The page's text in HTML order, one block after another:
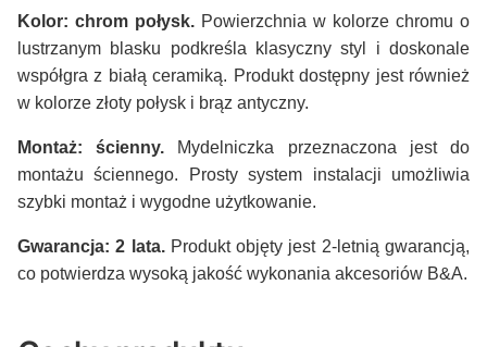
Kolor: chrom połysk. Powierzchnia w kolorze chromu o
lustrzanym blasku podkreśla klasyczny styl i doskonale
współgra z białą ceramiką. Produkt dostępny jest również
w kolorze złoty połysk i brąz antyczny.
Montaż: ścienny. Mydelniczka przeznaczona jest do
montażu ściennego. Prosty system instalacji umożliwia
szybki montaż i wygodne użytkowanie.
Gwarancja: 2 lata. Produkt objęty jest 2-letnią gwarancją,
co potwierdza wysoką jakość wykonania akcesoriów B&A.